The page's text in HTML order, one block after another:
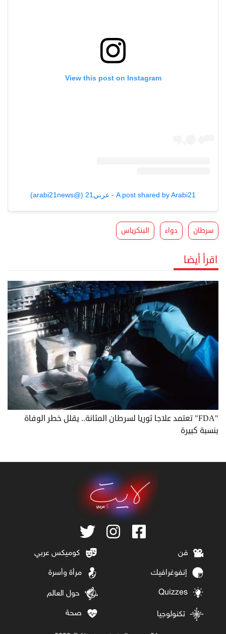
View this post on Instagram
A post shared by Arabi21 - عربي21 (@arabi21news)
سرطان دواء البنكرياس
اقرأ أيضا
"FDA" تعتمد علاجا ثوريا لسرطان المثانة.. يقلل خطر الوفاة
بنسبة كبيرة
فن كوميكس عربي
إنفوغرافيك مرأة وأسرة
Quizzes حول العالم
تكنولوجيا صحة